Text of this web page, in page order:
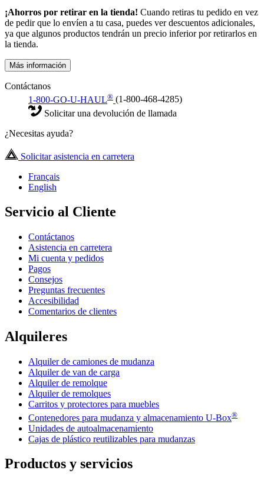
¡Ahorros por retirar en la tienda! Cuando retiras tu pedido en vez
de pedir que lo envíen a tu casa, puedes ver descuentos adicionales,
ya que algunos productos tendrán un precio inferior por retirarlos en
la tienda.
Más información
Contáctanos
1-800-GO-U-HAUL® (1-800-468-4285)
Solicitar una devolución de llamada
¿Necesitas ayuda?
Solicitar asistencia en carretera
Français
English
Servicio al Cliente
Contáctanos
Asistencia en carretera
Mi cuenta y pedidos
Pagos
Consejos
Preguntas frecuentes
Accesibilidad
Comentarios de clientes
Alquileres
Alquiler de camiones de mudanza
Alquiler de van de carga
Alquiler de remolque
Alquiler de remolques
Carritos y protectores para muebles
Contenedores para mudanza y almacenamiento U-Box®
Unidades de autoalmacenamiento
Cajas de plástico reutilizables para mudanzas
Productos y servicios